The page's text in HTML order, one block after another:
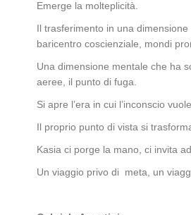
Emerge la molteplicità.
Il trasferimento in una
baricentro coscienziale, mondi
Una dimensione mentale che ha
aeree, il punto di fuga.
Si apre l’era in cui l’inconscio
Il proprio punto di vista si
Kasia ci porge la mano, ci invita
Un viaggio privo di meta, un